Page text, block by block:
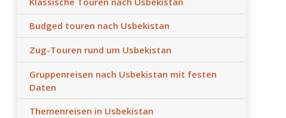
Budged touren nach Usbekistan
Zug-Touren rund um Usbekistan
Gruppenreisen nach Usbekistan mit festen
Daten
Themenreisen in Usbekistan